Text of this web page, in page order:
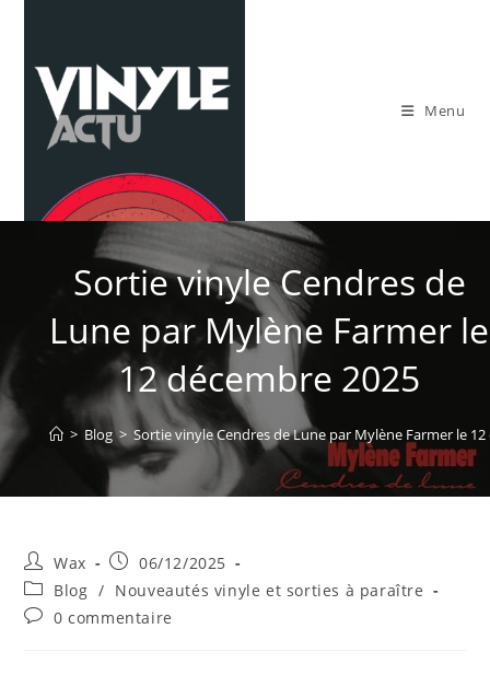
content
Menu
Sortie vinyle Cendres de
Lune par Mylène Farmer le
12 décembre 2025
> Blog > Sortie vinyle Cendres de Lune par Mylène Farmer le
Auteur/autrice
de
la
publication :
Wax
Publication
publiée :
06/12/2025
Post
category:
Blog / Nouveautés vinyle et sorties à paraître
Commentaires
0 commentaire